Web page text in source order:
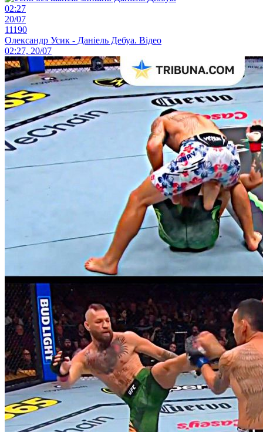
02:27
20/07
11190
Олександр Усик - Даніель Дебуа. Відео
02:27, 20/07